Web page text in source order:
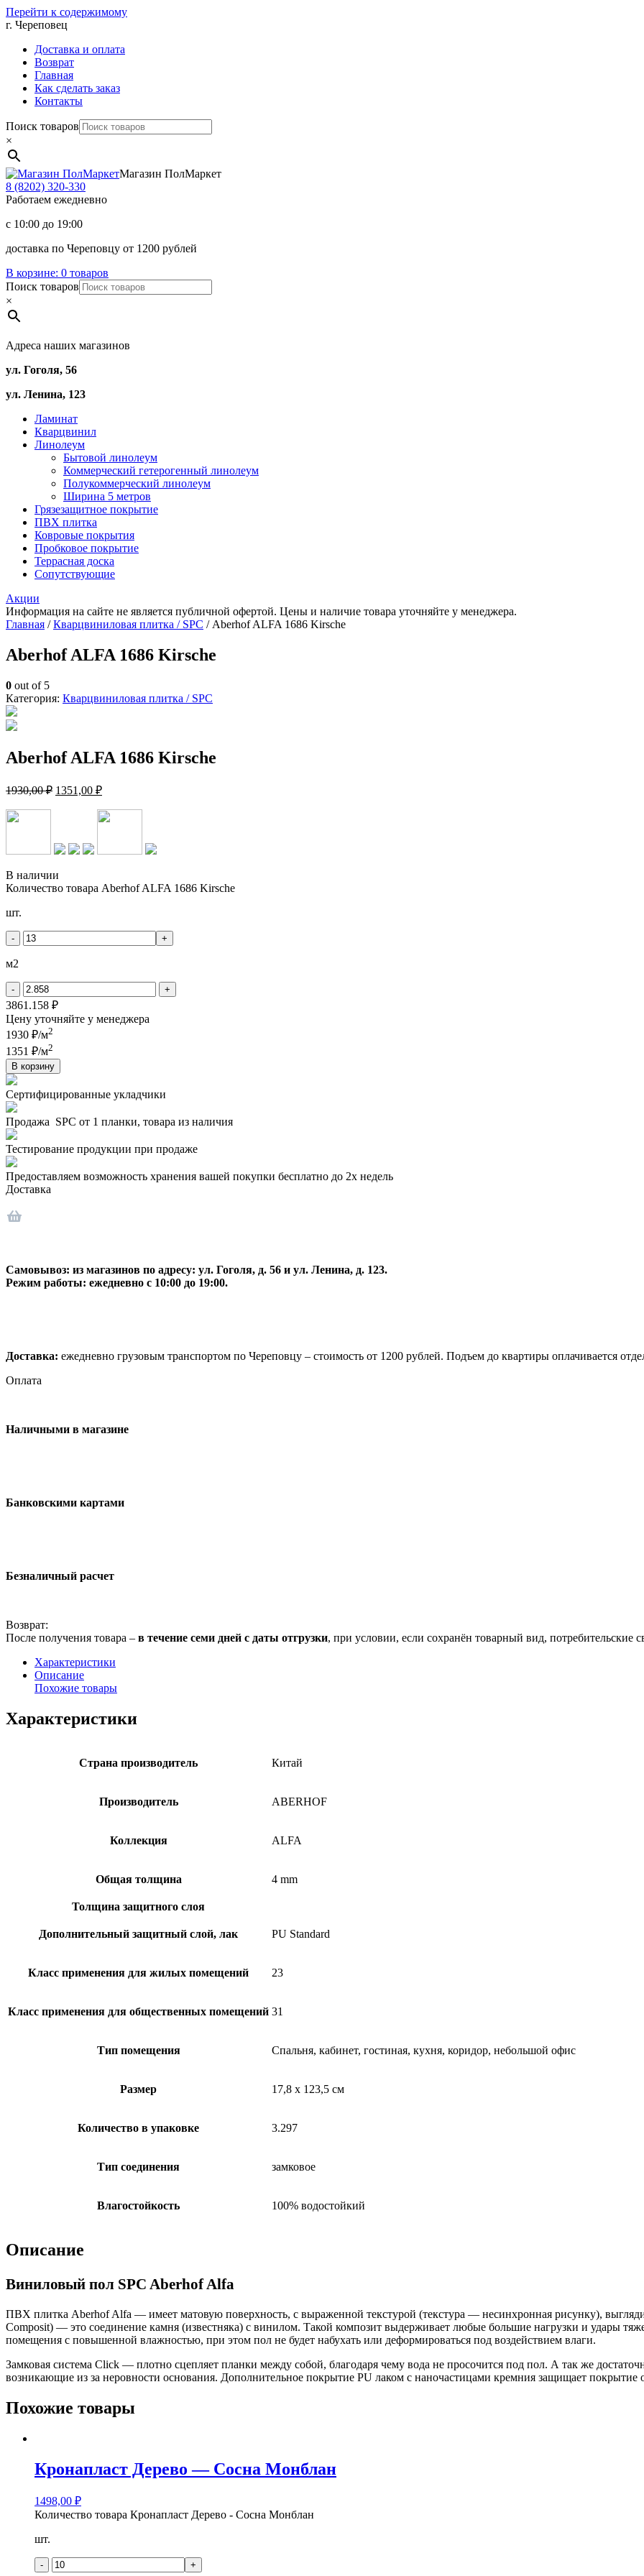
Перейти к содержимому
г. Череповец
Доставка и оплата
Возврат
Главная
Как сделать заказ
Контакты
Поиск товаров
×
Магазин ПолМаркет
8 (8202) 320-330
Работаем ежедневно
с 10:00 до 19:00
доставка по Череповцу от 1200 рублей
В корзине: 0 товаров
Поиск товаров
×
Адреса наших магазинов
ул. Гоголя, 56
ул. Ленина, 123
Ламинат
Кварцвинил
Линолеум
Бытовой линолеум
Коммерческий гетерогенный линолеум
Полукоммерческий линолеум
Ширина 5 метров
Грязезащитное покрытие
ПВХ плитка
Ковровые покрытия
Пробковое покрытие
Террасная доска
Сопутствующие
Акции
Информация на сайте не является публичной офертой. Цены и наличие товара уточняйте у менеджера.
Главная /Кварцвиниловая плитка / SPС / Aberhof ALFA 1686 Kirsche
Aberhof ALFA 1686 Kirsche
0 out of 5
Категория: Кварцвиниловая плитка / SPС
Aberhof ALFA 1686 Kirsche
1930,00₽ 1351,00 ₽
В наличии
Количество товара Aberhof ALFA 1686 Kirsche
шт.
- +
м2
- +
3861.158 ₽
Цену уточняйте у менеджера
1930 ₽/м2
1351 ₽/м2
В корзину
Сертифицированные укладчики
Продажа SPC от 1 планки, товара из наличия
Тестирование продукции при продаже
Предоставляем возможность хранения вашей покупки бесплатно до 2х недель
Доставка
Самовывоз: из магазинов по адресу: ул. Гоголя, д. 56 и ул. Ленина, д. 123.
Режим работы: ежедневно с 10:00 до 19:00.
Доставка: ежедневно грузовым транспортом по Череповцу – стоимость от 1200 рублей. Подъем до квартиры оплачивается
Оплата
Наличными в магазине
Банковскими картами
Безналичный расчет
Возврат:
После получения товара – в течение семи дней с даты отгрузки, при условии, если сохранён товарный вид,
Характеристики
Описание
Похожие товары
Характеристики
Страна производитель Китай
Производитель ABERHOF
Коллекция ALFA
Общая толщина 4 mm
Толщина защитного слоя
Дополнительный защитный слой, лак PU Standard
Класс применения для жилых помещений 23
Класс применения для общественных помещений 31
Тип помещения Спальня, кабинет, гостиная, кухня, коридор, небольшой офис
Размер 17,8 x 123,5 см
Количество в упаковке 3.297
Тип соединения замковое
Влагостойкость 100% водостойкий
Описание
Виниловый пол SPC Aberhof Alfa
ПВХ плитка Aberhof Alfa — имеет матовую поверхность, с выраженной текстурой (текстура — несинхронная рисунку),
Composit) — это соединение камня (известняка) с винилом. Такой композит выдерживает любые большие нагрузки и удары
помещения с повышенной влажностью, при этом пол не будет набухать или деформироваться под воздействием влаги.
Замковая система Click — плотно сцепляет планки между собой, благодаря чему вода не просочится под пол. А так же
возникающие из за неровности основания. Дополнительное покрытие PU лаком с наночастицами кремния защищает покрытие
Похожие товары
Кронапласт Дерево — Сосна Монблан
1498,00 ₽
Количество товара Кронапласт Дерево - Сосна Монблан
шт.
- +